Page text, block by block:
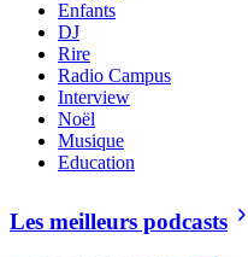
Enfants
DJ
Rire
Radio Campus
Interview
Noël
Musique
Education
Les meilleurs podcasts